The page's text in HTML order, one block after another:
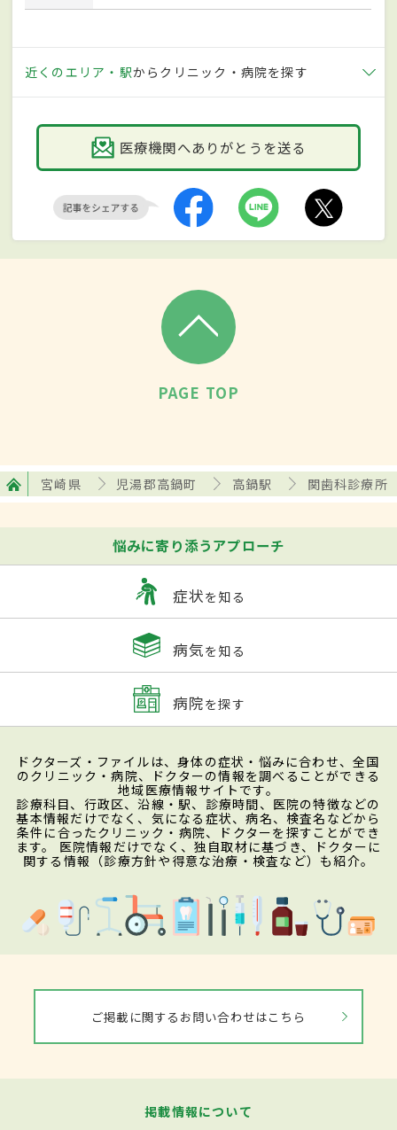
近くのエリア・駅からクリニック・病院を探す
医療機関へありがとうを送る
PAGE TOP
宮崎県 児湯郡高鍋町 高鍋駅 関歯科診療所
悩みに寄り添うアプローチ
症状を知る
病気を知る
病院を探す
ドクターズ・ファイルは、身体の症状・悩みに合わせ、全国
のクリニック・病院、ドクターの情報を調べることができる
地域医療情報サイトです。
診療科目、行政区、沿線・駅、診療時間、医院の特徴などの
基本情報だけでなく、気になる症状、病名、検査名などから
条件に合ったクリニック・病院、ドクターを探すことができ
ます。 医院情報だけでなく、独自取材に基づき、ドクターに
関する情報（診療方針や得意な治療・検査など）も紹介。
ご掲載に関するお問い合わせはこちら
掲載情報について